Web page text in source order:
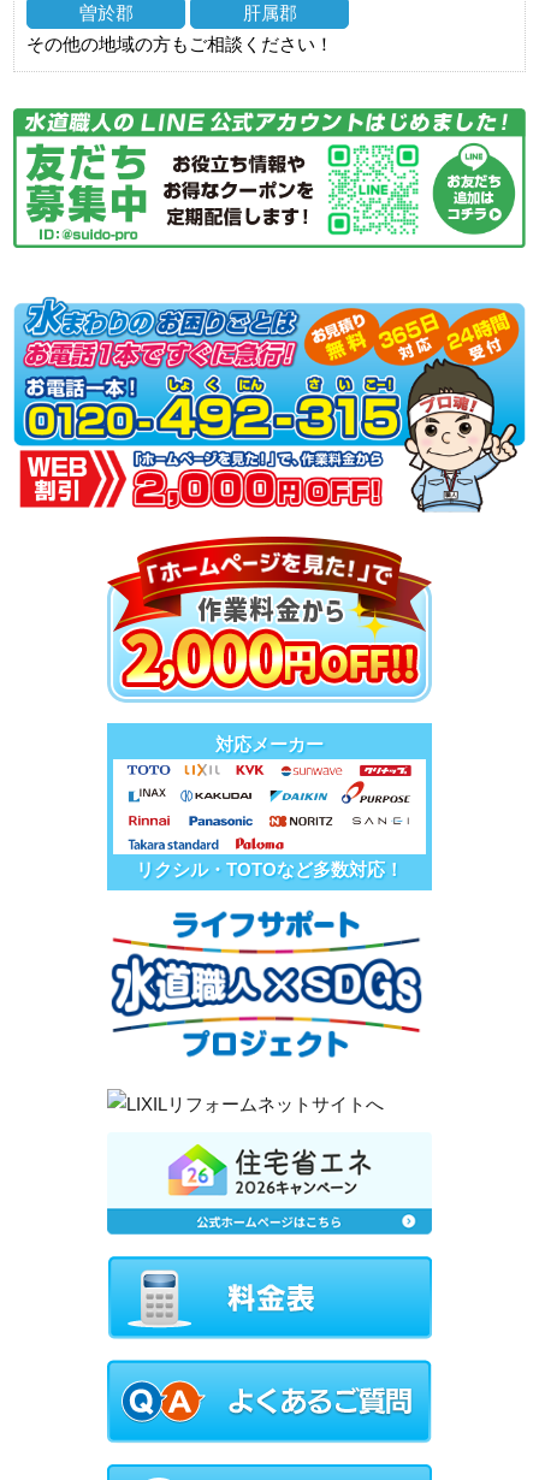
曽於郡
肝属郡
その他の地域の方もご相談ください！
対応メーカー
リクシル・TOTOなど多数対応！